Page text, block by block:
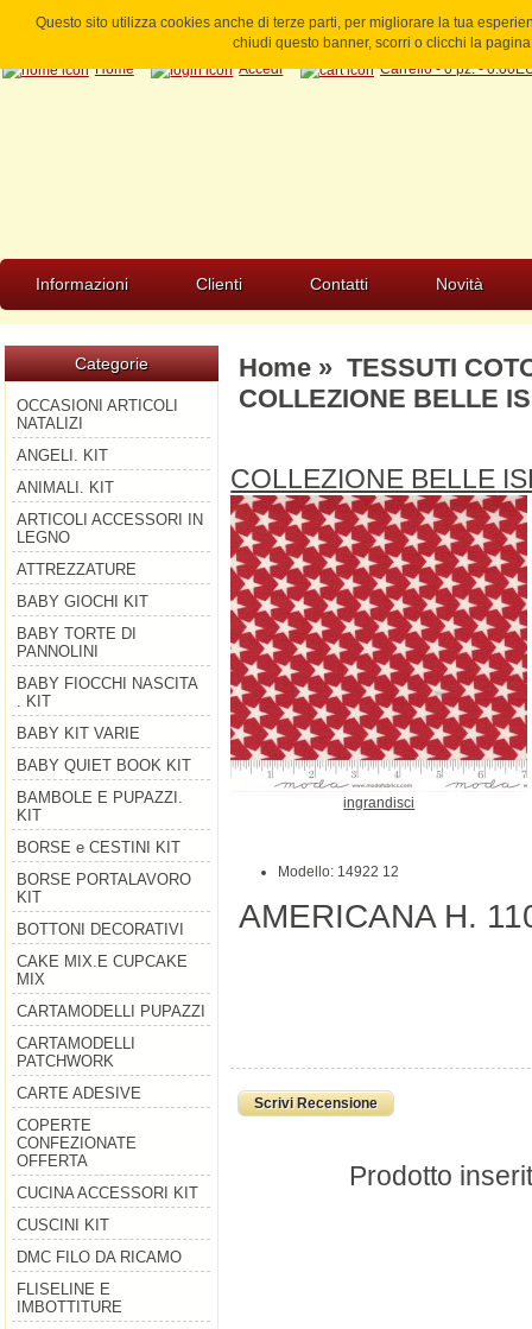
Questo sito utilizza cookies anche di terze parti, per migliorare la tua
chiudi questo banner, scorri o clicchi la
Home
Accedi Carrello - 0 pz. -
Informazioni Clienti Contatti Novità
Categorie
OCCASIONI ARTICOLI
NATALIZI
ANGELI. KIT
ANIMALI. KIT
ARTICOLI ACCESSORI IN
LEGNO
ATTREZZATURE
BABY GIOCHI KIT
BABY TORTE DI
PANNOLINI
BABY FIOCCHI NASCITA
. KIT
BABY KIT VARIE
BABY QUIET BOOK KIT
BAMBOLE E PUPAZZI.
KIT
BORSE e CESTINI KIT
BORSE PORTALAVORO
KIT
BOTTONI DECORATIVI
CAKE MIX.E CUPCAKE
MIX
CARTAMODELLI PUPAZZI
CARTAMODELLI
PATCHWORK
CARTE ADESIVE
COPERTE
CONFEZIONATE
OFFERTA
CUCINA ACCESSORI KIT
CUSCINI KIT
DMC FILO DA RICAMO
FLISELINE E
IMBOTTITURE
Home» TESSUTI
COLLEZIONE BELLE
COLLEZIONE BELLE
ingrandisci
Modello: 14922 12
AMERICANA H.
Scrivi Recensione
Prodotto